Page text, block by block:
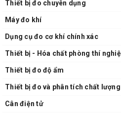
Thiết bị đo chuyên dụng
Máy đo khí
Dụng cụ đo cơ khí chính xác
Thiết bị - Hóa chất phòng thí
Thiết bị đo độ ẩm
Thiết bị đo và phân tích chất
Cân điện tử